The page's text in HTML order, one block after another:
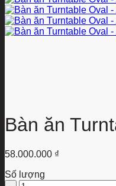
Bàn ăn
58.000.000 ₫
Số lượng